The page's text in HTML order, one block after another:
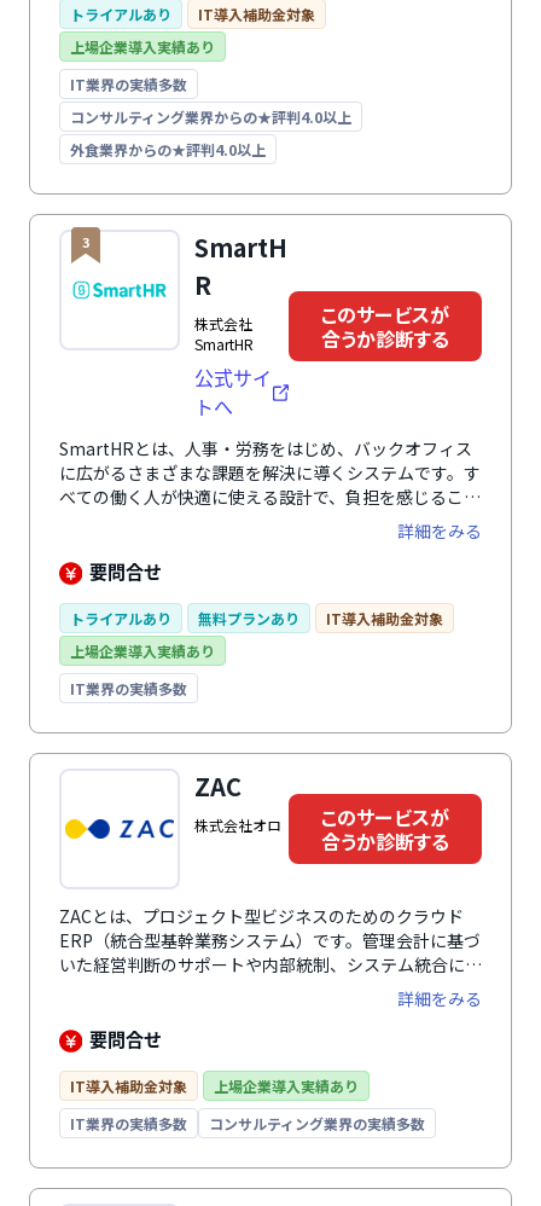
く導入・運用できます。また、1,000種類以上の申請書
テンプレートをもとにノーコードで入力フォームや承認
ルートを簡単に作成できるため、システム管理者にとっ
ても設定から運用まで負担が少なく優しい設計です。さ
らに、外部システムとの連携にも対応しており、各種グ
ループウェアやチャットツールとの連携が可能。それぞ
れのツール上から書類を開き、承認を進めることができ
トやサポートサイト、Web個別相談などサポート体制
が充実しているため、安心して運用できます。
トライアルあり
IT導入補助金対象
上場企業導入実績あり
IT業界の実績多数
コンサルティング業界からの★評判4.0以上
外食業界からの★評判4.0以上
3
SmartH
R
株式会社
SmartHR
公式サイ
トへ
このサービスが
合うか診断する
SmartHRとは、人事・労務をはじめ、バックオフィス
に広がるさまざまな課題を解決に導くシステムです。す
べての働く人が快適に使える設計で、負担を感じること
なく、入退社手続きや年末調整、勤怠管理、人事評価業
務など、人事・労務に関わる幅広い業務を効率化しま
す。 さらに、業務の中で自然に蓄まる正確な従業員デ
を向上。 毎日の負担を減らしながら従業員の力を引き
出し、組織の生産性向上と持続的な成果を創出する戦略
人事を実現します。
詳細をみる
要問合せ
トライアルあり 無料プランあり
IT導入補助金対象
上場企業導入実績あり
IT業界の実績多数
ZAC
株式会社オロ
このサービスが
合うか診断する
ZACとは、プロジェクト型ビジネスのためのクラウド
ERP（統合型基幹業務システム）です。管理会計に基づ
いた経営判断のサポートや内部統制、システム統合によ
る業務効率化など幅広い課題を解決に役立ちます。プロ
ジェクト管理では、プロジェクトの収支管理や未来の売
上・利益予測、予実対比にいたるまでプロジェクトごと
業規模や業種、予算に合わせたカスタマイズができ、機
能モジュールの利用者数は後から追加可能なため、業務
拡大で人員が増えた場合でもフレキシブルに対応。専任
わせたスムーズな稼働が可能です。システム業・IT業・
詳細をみる
要問合せ
IT導入補助金対象
上場企業導入実績あり
IT業界の実績多数
コンサルティング業界の実績多数